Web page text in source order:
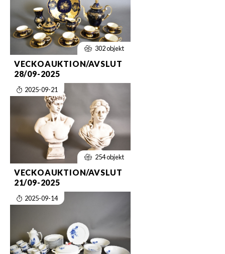
302 objekt
VECKOAUKTION/AVSLUT
28/09-2025
2025-09-21
254 objekt
VECKOAUKTION/AVSLUT
21/09-2025
2025-09-14